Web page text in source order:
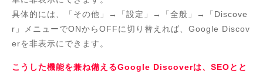
具体的には、「その他」→「設定」→「全般」→「Discove
r」メニューでONからOFFに切り替えれば、Google Discov
erを非表示にできます。
こうした機能を兼ね備えるGoogle Discoverは、SEOとと